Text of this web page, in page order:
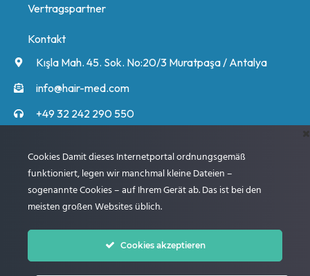
Vertragspartner
Kontakt
Kışla Mah. 45. Sok. No:20/3 Muratpaşa / Antalya
info@hair-med.com
+49 32 242 290 550
Unsere Experten rufen Sie an und informieren Sie
ausführlich über den Ablauf.
© 2005 – 2024 Beste Klinik für Haartransplantation
Cookies Damit dieses Internetportal ordnungsgemäß
funktioniert, legen wir manchmal kleine Dateien –
sogenannte Cookies – auf Ihrem Gerät ab. Das ist bei den
meisten großen Websites üblich.
Cookies akzeptieren